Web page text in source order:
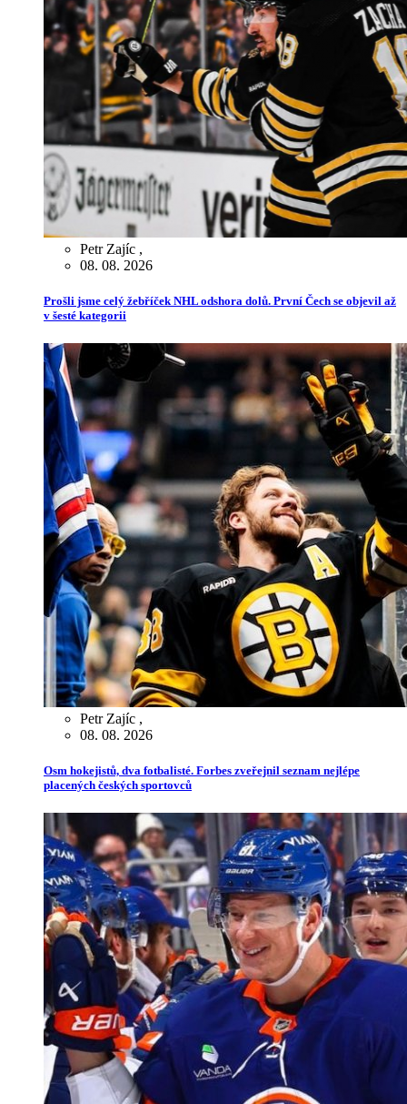
Petr Zajíc ,
08. 08. 2026
Prošli jsme celý žebříček NHL odshora dolů. První Čech se objevil až
v šesté kategorii
Petr Zajíc ,
08. 08. 2026
Osm hokejistů, dva fotbalisté. Forbes zveřejnil seznam nejlépe
placených českých sportovců